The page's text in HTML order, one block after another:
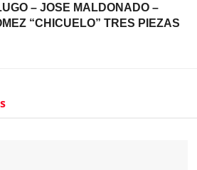
– JOSE MALDONADO –
“CHICUELO” TRES PIEZAS